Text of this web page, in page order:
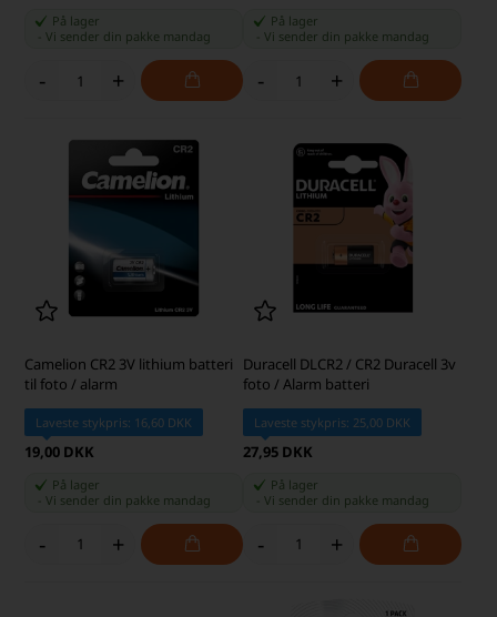
På lager
-Vi sender din pakke mandag
- +
På lager
Vi sender din pakke mandag
- +
Camelion CR2 3V lithium batteri
til foto / alarm
Laveste stykpris: 16,60 DKK
19,00 DKK
På lager
-Vi sender din pakke mandag
- +
Duracell DLCR2 / CR2 Duracell 3v
foto / Alarm batteri
Laveste stykpris: 25,00 DKK
27,95 DKK
På lager
Vi sender din pakke mandag
- +